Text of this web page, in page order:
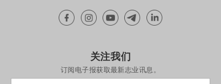
关注我们
订阅电子报获取最新志业讯息。